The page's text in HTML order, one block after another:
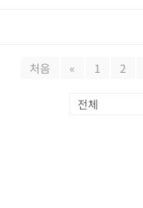
처음 « 1 2